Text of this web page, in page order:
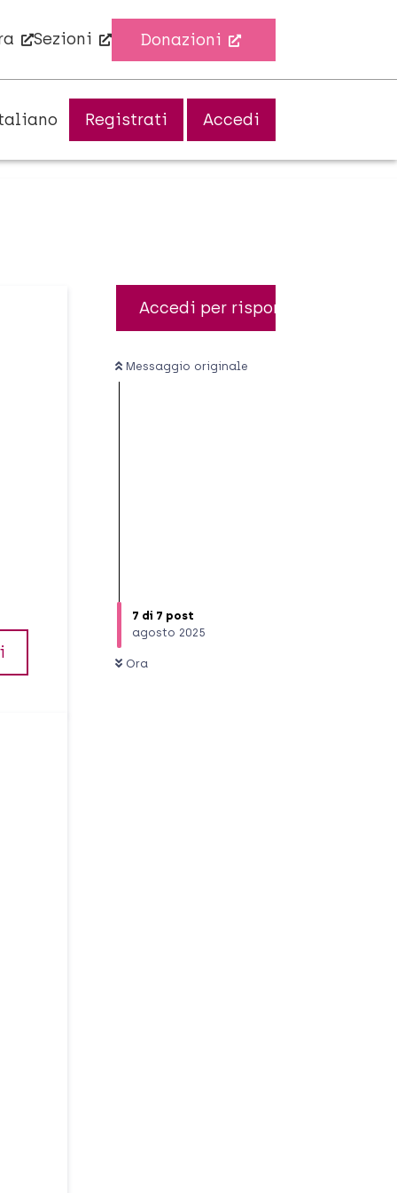
Sezioni Donazioni
Registrati Accedi
Accedi per rispondere
Messaggio originale
7 di 7 post
agosto 2025
Ora